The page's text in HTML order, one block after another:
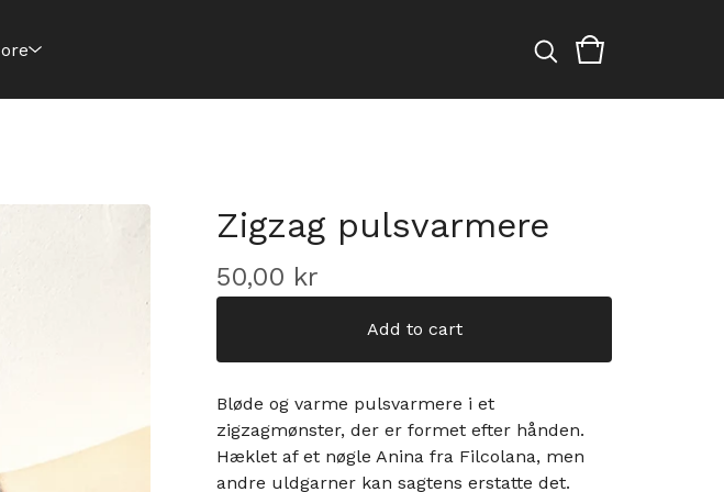
Zigzag pulsvarmere
50,00 kr
Add to cart
Bløde og varme pulsvarmere i et
zigzagmønster, der er formet efter hånden.
Hæklet af et nøgle Anina fra Filcolana, men
andre uldgarner kan sagtens erstatte det.